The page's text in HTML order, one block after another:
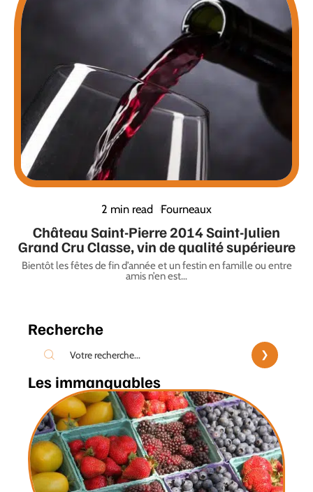
2 min read Fourneaux
Château Saint-Pierre 2014 Saint-Julien
Grand Cru Classe, vin de qualité supérieure
Bientôt les fêtes de fin d’année et un festin en famille ou entre
amis n’en est…
Recherche
Les immanquables